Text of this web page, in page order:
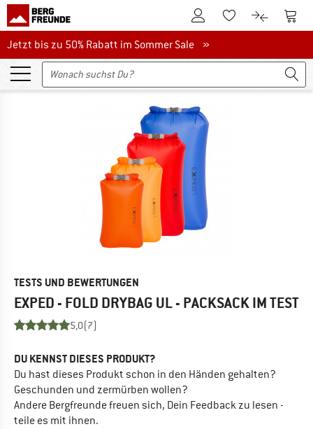
Zum KundenkontoZum Merkzettel.
Zum Zum
Jetzt bis zu 50% Rabatt im Sommer Sale
Jetzt bis zu 50% Rabatt im Sommer Sale »
TESTS UND BEWERTUNGEN
EXPED - FOLD DRYBAG UL - PACKSACKIM TEST
5,0(7)
DU KENNST DIESES PRODUKT?
Du hast dieses Produkt schon in den Händen gehalten?
Geschunden und zermürben wollen?
Andere Bergfreunde freuen sich, Dein Feedback zu lesen -
teile es mit ihnen.